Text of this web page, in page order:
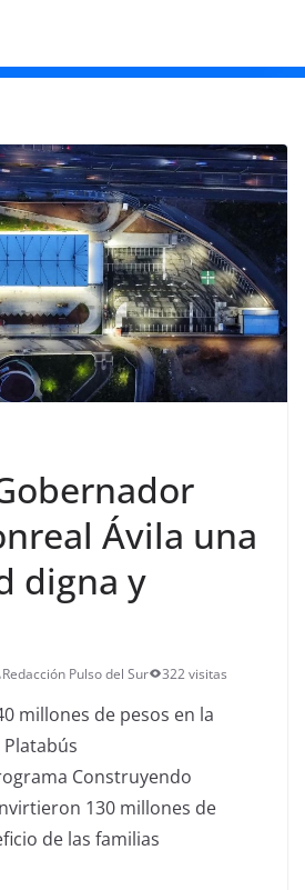
Ávila una
digna y
Redacción Pulso del Sur 322 visitas
millones de pesos en la
Construyendo
130 millones de
de las familias